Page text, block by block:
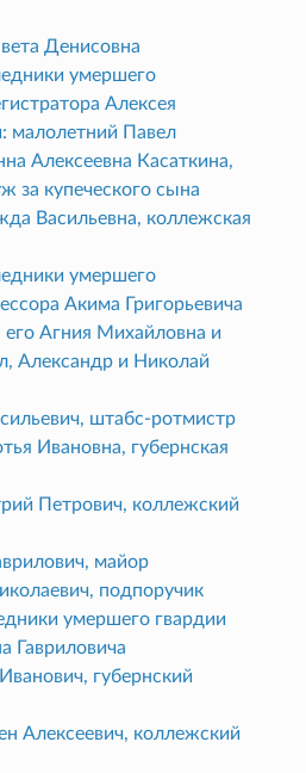
Денисовна
умершего
Алексея
малолетний Павел
Алексеевна Касаткина,
за купеческого сына
Васильевна, коллежская
умершего
Акима Григорьевича
Агния Михайловна и
Александр и Николай
штабс-ротмистр
Ивановна, губернская
Петрович, коллежский
майор
подпоручик
умершего гвардии
Гавриловича
губернский
Алексеевич, коллежский